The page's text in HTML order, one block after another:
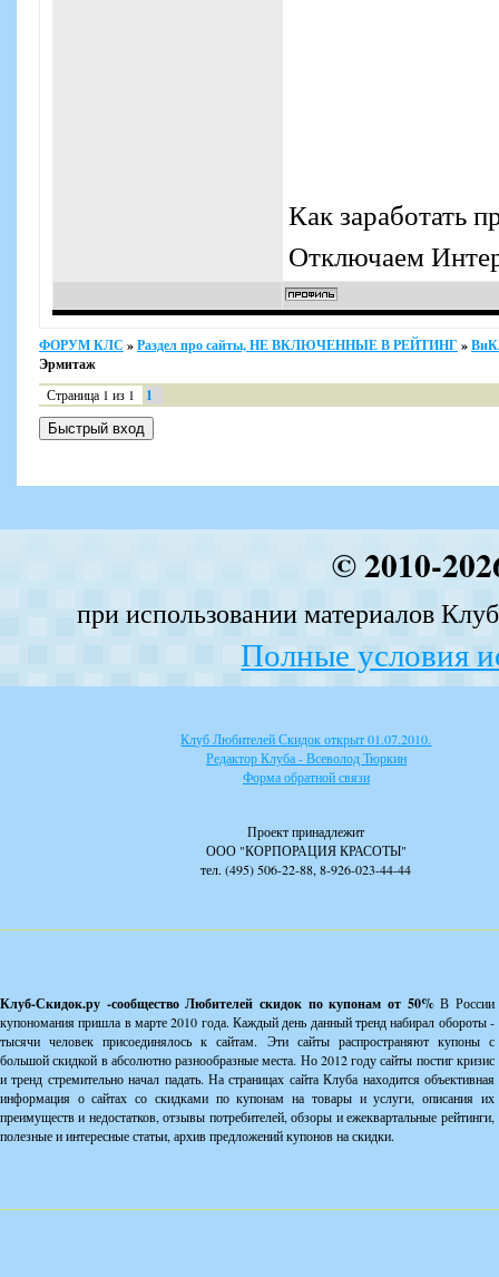
Как заработать
Отключаем
ФОРУМ КЛС »Раздел про сайты, НЕ ВКЛЮЧЕННЫЕ В РЕЙТИНГ »
Эрмитаж
Страница 1 из 1 1
© 2010-
при использовании материалов
Полные условия
Клуб Любителей Скидок открыт 01.07.2010.
Редактор Клуба - Всеволод Тюркин
Форма обратной связи
Проект принадлежит
ООО "КОРПОРАЦИЯ КРАСОТЫ"
тел. (495) 506-22-88, 8-926-023-44-44
Клуб-Скидок.ру -сообщество Любителей скидок по купонам от 50%В России
купономания пришла в марте 2010 года. Каждый день данный тренд набирал обороты -
тысячи человек присоединялось к сайтам. Эти сайты распространяют купоны с
большой скидкой в абсолютно разнообразные места. Но 2012 году сайты постиг кризис
и тренд стремительно начал падать. На страницах сайта Клуба находится объективная
информация о сайтах со скидками по купонам на товары и услуги, описания их
преимуществ и недостатков, отзывы потребителей, обзоры и ежеквартальные рейтинги,
полезные и интересные статьи, архив предложений купонов на скидки.